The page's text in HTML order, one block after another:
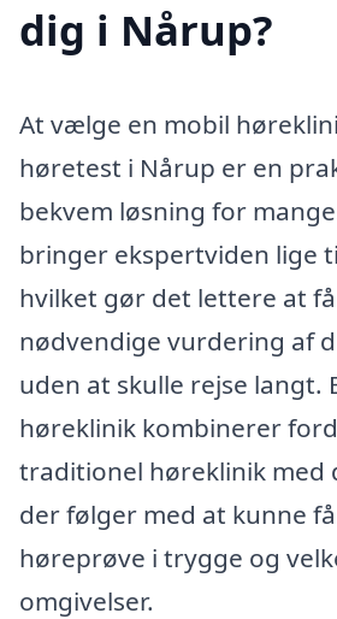
dig i Nårup?
At vælge en mobil
høretest i Nårup er en
bekvem løsning for
bringer ekspertviden lige
hvilket gør det lettere at
nødvendige vurdering af
uden at skulle rejse langt.
høreklinik kombinerer
traditionel høreklinik med
der følger med at kunne
høreprøve i trygge og
omgivelser.